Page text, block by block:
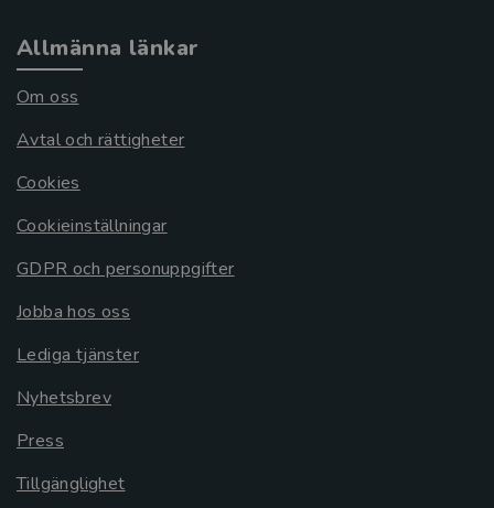
Allmänna länkar
Om oss
Avtal och rättigheter
Cookies
Cookieinställningar
GDPR och personuppgifter
Jobba hos oss
Lediga tjänster
Nyhetsbrev
Press
Tillgänglighet